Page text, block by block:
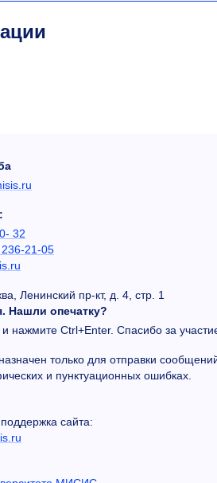
32
21-05
Ленинский пр-кт, д. 4, стр. 1
Нашли опечатку?
нажмите Ctrl+Enter. Спасибо за
только для отправки
и пунктуационных ошибках.
сайта: